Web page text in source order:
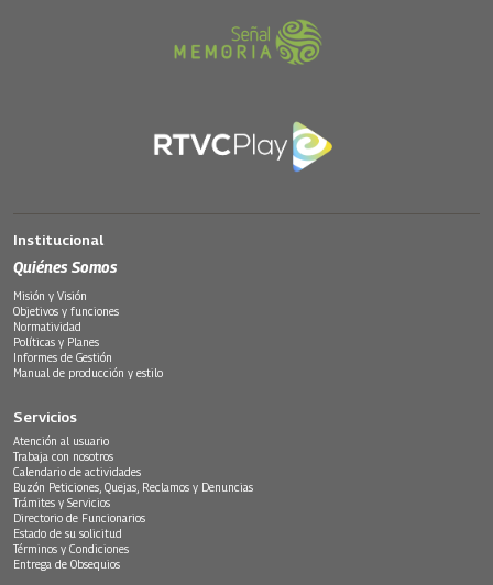
Institucional
Quiénes Somos
Misión y Visión
Objetivos y funciones
Normatividad
Políticas y Planes
Informes de Gestión
Manual de producción y estilo
Servicios
Atención al usuario
Trabaja con nosotros
Calendario de actividades
Buzón Peticiones, Quejas, Reclamos y Denuncias
Trámites y Servicios
Directorio de Funcionarios
Estado de su solicitud
Términos y Condiciones
Entrega de Obsequios